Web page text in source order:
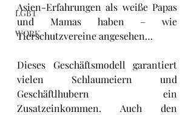
LGBT
WORK
Asien-Erfahrungen als weiße Papas
und Mamas haben – wie
Tierschutzvereine angesehen…
Dieses Geschäftsmodell garantiert
vielen Schlaumeiern und
Geschäftlhubern ein
Zusatzeinkommen. Auch den